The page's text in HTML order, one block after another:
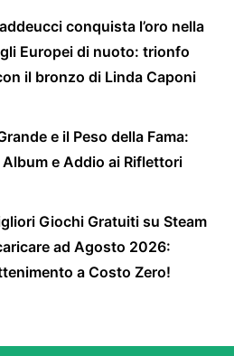
conquista l’oro nella
Europei di nuoto: trionfo
il bronzo di Linda Caponi
e il Peso della Fama:
e Addio ai Riflettori
Giochi Gratuiti su Steam
ad Agosto 2026:
a Costo Zero!